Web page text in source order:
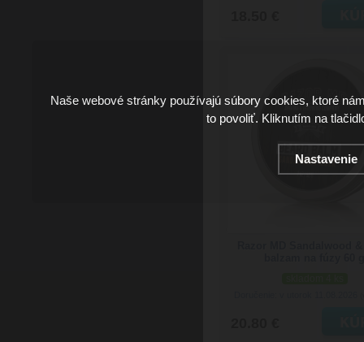
Naše webové stránky používajú súbory cookies, ktoré
to povoliť. Kliknutím na
Nastavenie